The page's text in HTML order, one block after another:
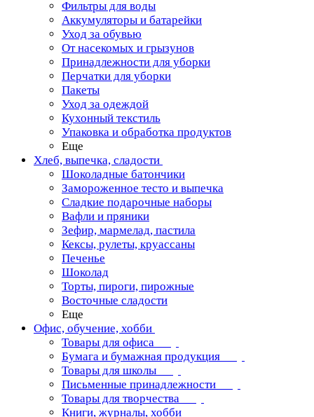
Фильтры для воды
Аккумуляторы и батарейки
Уход за обувью
От насекомых и грызунов
Принадлежности для уборки
Перчатки для уборки
Пакеты
Уход за одеждой
Кухонный текстиль
Упаковка и обработка продуктов
Еще
Хлеб, выпечка, сладости
Шоколадные батончики
Замороженное тесто и выпечка
Сладкие подарочные наборы
Вафли и пряники
Зефир, мармелад, пастила
Кексы, рулеты, круассаны
Печенье
Шоколад
Торты, пироги, пирожные
Восточные сладости
Еще
Офис, обучение, хобби
Товары для офиса
Бумага и бумажная продукция
Товары для школы
Письменные принадлежности
Товары для творчества
Книги, журналы, хобби